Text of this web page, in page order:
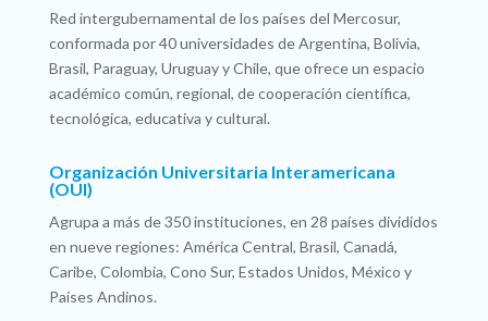
Red intergubernamental de los países del Mercosur,
conformada por 40 universidades de Argentina, Bolivia,
Brasil, Paraguay, Uruguay y Chile, que ofrece un espacio
académico común, regional, de cooperación científica,
tecnológica, educativa y cultural.
Organización Universitaria Interamericana
(OUI)
Agrupa a más de 350 instituciones, en 28 países divididos
en nueve regiones: América Central, Brasil, Canadá,
Caribe, Colombia, Cono Sur, Estados Unidos, México y
Países Andinos.